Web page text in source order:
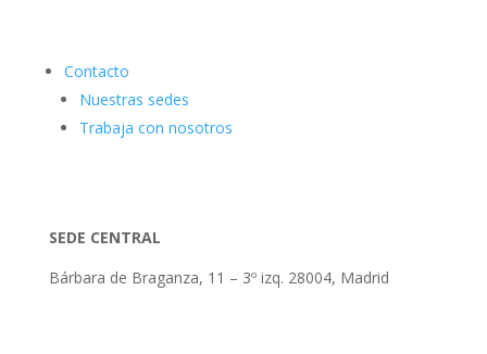
Contacto
Nuestras sedes
Trabaja con nosotros
SEDE CENTRAL
Bárbara de Braganza, 11 – 3º izq. 28004, Madrid